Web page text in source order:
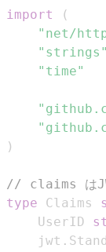
import
(
"net/
"strings"
"time"
)
// claims は
type Claims
    UserID
    jwt
.